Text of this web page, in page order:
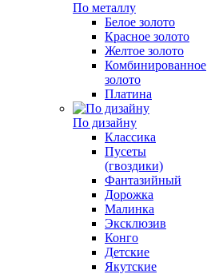
По металлу
Белое золото
Красное золото
Желтое золото
Комбинированное
золото
Платина
По дизайну
Классика
Пусеты
(гвоздики)
Фантазийный
Дорожка
Малинка
Эксклюзив
Конго
Детские
Якутские